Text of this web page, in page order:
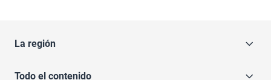
La región
Todo el contenido